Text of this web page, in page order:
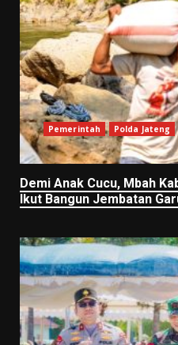
Pemerintah Polda Jateng
Demi Anak Cucu, Mbah
Ikut Bangun Jembatan